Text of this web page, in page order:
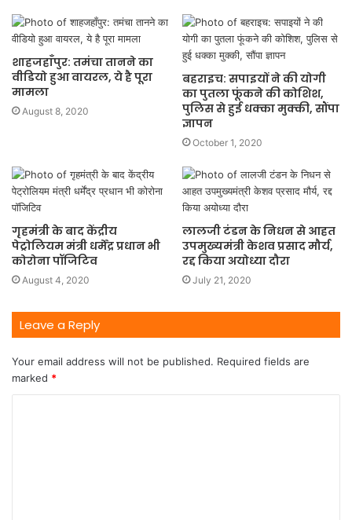
शाहजहाँपुर: तमंचा तानने का
वीडियो हुआ वायरल, ये है पूरा
मामला
August 8, 2020
बहराइच: सपाइयों ने की योगी
का पुतला फूंकने की कोशिश,
पुलिस से हुई धक्का मुक्की, सौंपा
ज्ञापन
October 1, 2020
गृहमंत्री के बाद केंद्रीय
पेट्रोलियम मंत्री धर्मेंद्र प्रधान भी
कोरोना पॉजिटिव
August 4, 2020
लालजी टंडन के निधन से आहत
उपमुख्यमंत्री केशव प्रसाद मौर्य,
रद्द किया अयोध्या दौरा
July 21, 2020
Leave a Reply
Your email address will not be published. Required fields are
marked *